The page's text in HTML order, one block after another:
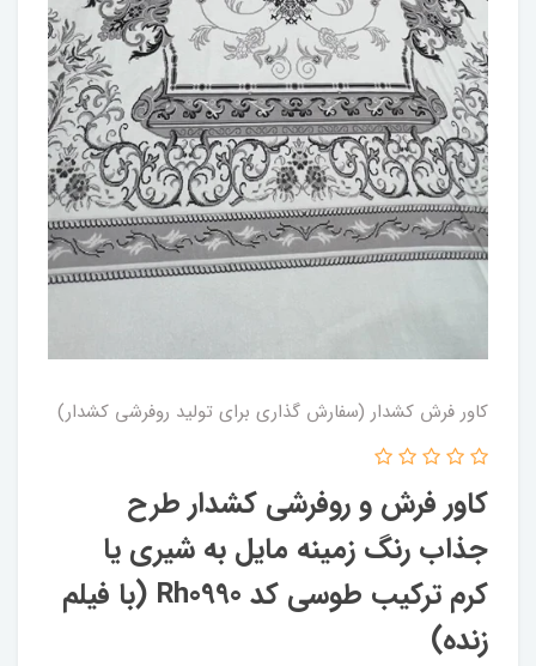
کاور فرش کشدار (سفارش گذاری برای تولید روفرشی کشدار)
کاور فرش و روفرشی کشدار‌ طرح
جذاب رنگ‌ زمینه مایل به شیری یا
کرم ترکیب طوسی کد Rh0990 (با فیلم
زنده)